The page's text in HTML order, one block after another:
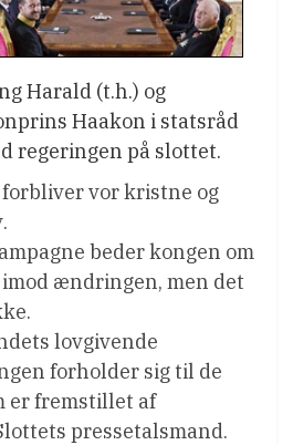
Harald (t.h.) og
Haakon i statsråd
regeringen på slottet.
vor kristne og
beder kongen om
ændringen, men det
lovgivende
forholder sig til de
er fremstillet af
pressetalsmand.